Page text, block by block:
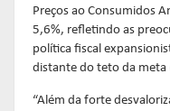
DOCUMENTOS
entenda o compromisso
REPRESENTAR
SSM
entenda o compromisso
AUTORREGULAR
Preços ao Consumidos
5,6%, refletindo as
política fiscal
distante do teto da meta
“Além da forte